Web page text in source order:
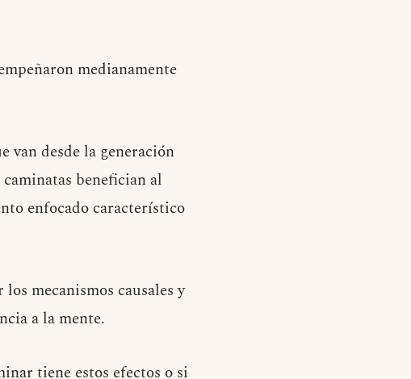
medianamente
van desde la generación
benefician al
enfocado característico
mecanismos causales y
a la mente.
tiene estos efectos o si